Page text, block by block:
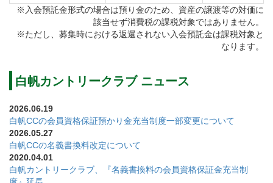
ショットの正確性が求められるだけでなく、距離もた
っぷりあるため初心者から上級者まで充分にお楽しみ
白帆カントリークラブのプレースタイルは乗用カート
す。
また2サムプレー保証のプランもご用意しておりますの
で、ご夫婦水入らずでラウンドをお楽しみ頂けます。
練習設備は220ヤード、11打席のドライビングレンジ
※入会預託金形式の場合は預り金のため、資産の譲渡等の対価に
該当せず消費税の課税対象ではありません。
※ただし、募集時における返還されない入会預託金は課税対象と
なります。
白帆カントリークラブ ニュース
2026.06.19
白帆CCの会員資格保証預かり金充当制度一部変更について
2026.05.27
白帆CCの名義書換料改定について
2020.04.01
白帆カントリークラブ、『名義書換料の会員資格保証金充当制